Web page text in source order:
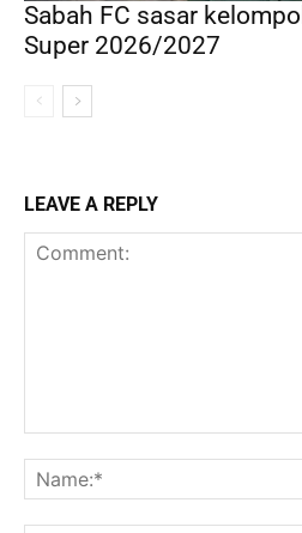
Sabah FC sasar
Super 2026/2027
LEAVE A REPLY